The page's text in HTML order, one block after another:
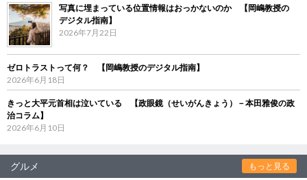
写真に埋まっている位置情報はおっかないのか 【岡嶋教授の
デジタル指南】
2026年7月22日
ゼロトラストって何？ 【岡嶋教授のデジタル指南】
2026年6月18日
きっと大平元首相は泣いている 【政眼鏡（せいがんきょう）－本田雅俊の政
治コラム】
2026年6月10日
グルメ もっと見る